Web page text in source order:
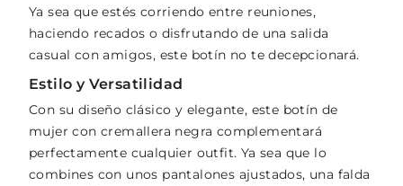
Ya sea que estés corriendo entre reuniones,
haciendo recados o disfrutando de una salida
casual con amigos, este botín no te decepcionará.
Estilo y Versatilidad
Con su diseño clásico y elegante, este botín de
mujer con cremallera negra complementará
perfectamente cualquier outfit. Ya sea que lo
combines con unos pantalones ajustados, una falda